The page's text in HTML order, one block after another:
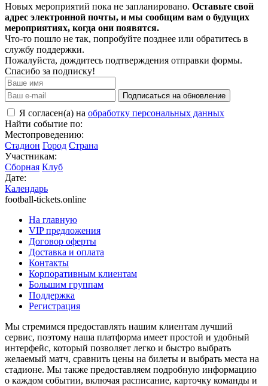
Новых мероприятий пока не запланировано. Оставьте свой
адрес электронной почты, и мы сообщим вам о будущих
мероприятиях, когда они появятся.
Что-то пошло не так, попробуйте позднее или обратитесь в
службу поддержки.
Пожалуйста, дождитесь подтверждения отправки формы.
Спасибо за подписку!
Подписаться на обновление
Я согласен(а) на обработку персональных данных
Найти событие по:
Местопроведению:
Стадион Город Страна
Участникам:
Сборная Клуб
Дате:
Календарь
football-tickets.online
На главную
VIP предложения
Договор оферты
Доставка и оплата
Контакты
Корпоративным клиентам
Большим группам
Поддержка
Регистрация
Мы стремимся предоставлять нашим клиентам лучший
сервис, поэтому наша платформа имеет простой и удобный
интерфейс, который позволяет легко и быстро выбрать
желаемый матч, сравнить цены на билеты и выбрать места на
стадионе. Мы также предоставляем подробную информацию
о каждом событии, включая расписание, карточку команды и